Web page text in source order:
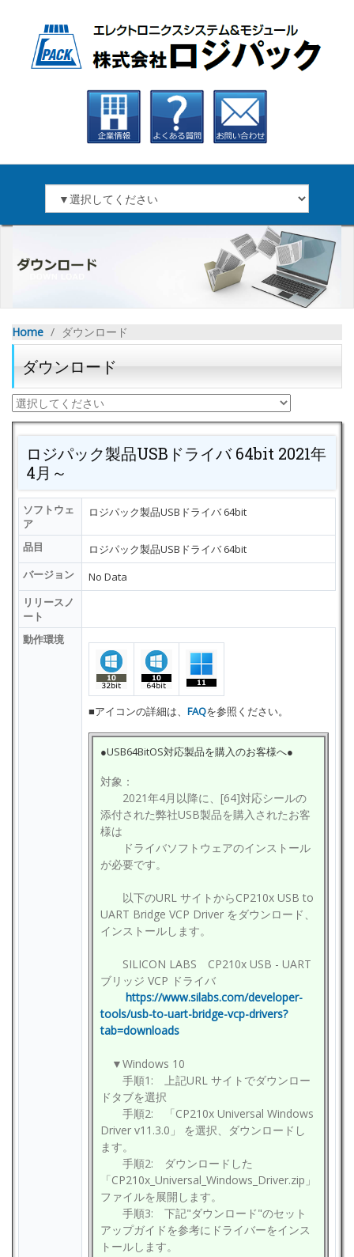
Home ∕ ダウンロード
ダウンロード
ロジパック製品USBドライバ 64bit 2021年
4月～
ソフトウェ
ア
ロジパック製品USBドライバ 64bit
品目
ロジパック製品USBドライバ 64bit
バージョン
No Data
リリースノ
ート
動作環境
■アイコンの詳細は、 FAQを参照ください。
●USB64BitOS対応製品を購入のお客様へ●
対象：
2021年4月以降に、[64]対応シールの
添付された弊社USB製品を購入されたお客
様は
ドライバソフトウェアのインストール
が必要です。
以下のURL サイトからCP210x USB to
UART Bridge VCP Driver をダウンロード、
インストールします。
SILICON LABS CP210x USB - UART
ブリッジ VCP ドライバ
https://www.silabs.com/developer-
tools/usb-to-uart-bridge-vcp-drivers?
tab=downloads
▼Windows 10
手順1: 上記URL サイトでダウンロー
ドタブを選択
手順2: 「CP210x Universal Windows
Driver v11.3.0」 を選択、ダウンロードし
ます。
手順2: ダウンロードした
「CP210x_Universal_Windows_Driver.zip」
ファイルを展開します。
手順3: 下記"ダウンロード"のセット
アップガイドを参考にドライバーをインス
トールします。